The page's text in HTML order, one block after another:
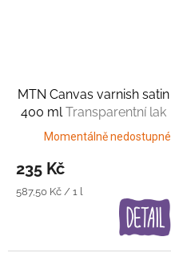
MTN Canvas varnish satin
400 ml Transparentní lak
Momentálně nedostupné
235 Kč
Měrná
587,50 Kč / 1 l